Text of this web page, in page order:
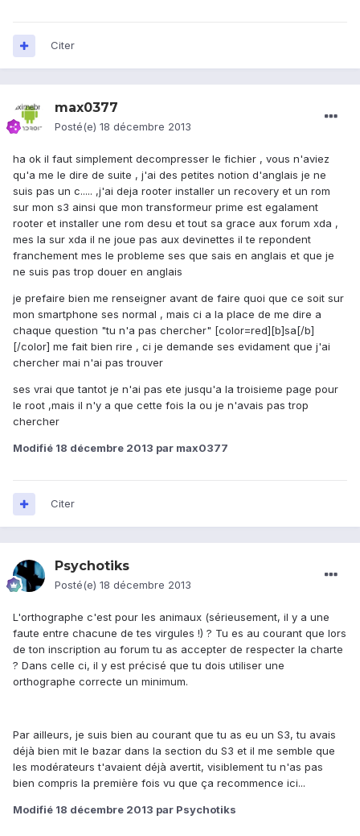
Citer
max0377
Posté(e) 18 décembre 2013
ha ok il faut simplement decompresser le fichier , vous n'aviez
qu'a me le dire de suite , j'ai des petites notion d'anglais je ne
suis pas un c..... ,j'ai deja rooter installer un recovery et un rom
sur mon s3 ainsi que mon transformeur prime est egalament
rooter et installer une rom desu et tout sa grace aux forum xda ,
mes la sur xda il ne joue pas aux devinettes il te repondent
franchement mes le probleme ses que sais en anglais et que je
ne suis pas trop douer en anglais
je prefaire bien me renseigner avant de faire quoi que ce soit sur
mon smartphone ses normal , mais ci a la place de me dire a
chaque question "tu n'a pas chercher" [color=red][b]sa[/b]
[/color] me fait bien rire , ci je demande ses evidament que j'ai
chercher mai n'ai pas trouver
ses vrai que tantot je n'ai pas ete jusqu'a la troisieme page pour
le root ,mais il n'y a que cette fois la ou je n'avais pas trop
chercher
Modifié 18 décembre 2013 par max0377
Citer
Psychotiks
Posté(e) 18 décembre 2013
L'orthographe c'est pour les animaux (sérieusement, il y a une
faute entre chacune de tes virgules !) ? Tu es au courant que lors
de ton inscription au forum tu as accepter de respecter la charte
? Dans celle ci, il y est précisé que tu dois utiliser une
orthographe correcte un minimum.
Par ailleurs, je suis bien au courant que tu as eu un S3, tu avais
déjà bien mit le bazar dans la section du S3 et il me semble que
les modérateurs t'avaient déjà avertit, visiblement tu n'as pas
bien compris la première fois vu que ça recommence ici...
Modifié 18 décembre 2013 par Psychotiks